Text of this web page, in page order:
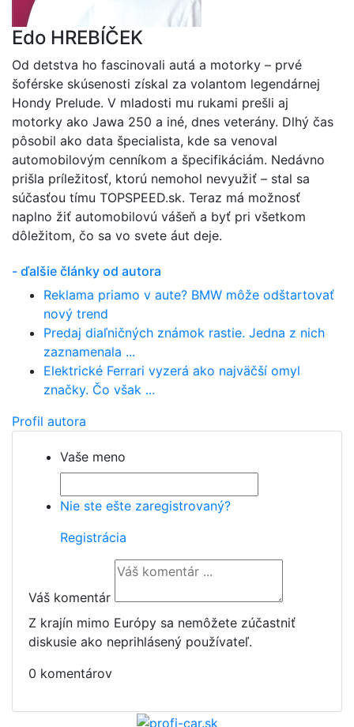
Edo HREBÍČEK
Od detstva ho fascinovali autá a motorky – prvé
šoférske skúsenosti získal za volantom legendárnej
Hondy Prelude. V mladosti mu rukami prešli aj
motorky ako Jawa 250 a iné, dnes veterány. Dlhý čas
pôsobil ako data špecialista, kde sa venoval
automobilovým cenníkom a špecifikáciám. Nedávno
prišla príležitosť, ktorú nemohol nevyužiť – stal sa
súčasťou tímu TOPSPEED.sk. Teraz má možnosť
naplno žiť automobilovú vášeň a byť pri všetkom
dôležitom, čo sa vo svete áut deje.
- ďalšie články od autora
Reklama priamo v aute? BMW môže odštartovať
nový trend
Predaj diaľničných známok rastie. Jedna z nich
zaznamenala ...
Elektrické Ferrari vyzerá ako najväčší omyl
značky. Čo však ...
Profil autora
Vaše meno
Nie ste ešte zaregistrovaný?
Registrácia
Váš komentár
Z krajín mimo Európy sa nemôžete zúčastniť
diskusie ako neprihlásený používateľ.
0 komentárov